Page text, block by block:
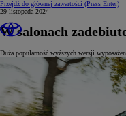
Przejdź do głównej zawartości (Press Enter)
29 listopada 2024
W salonach
Duża popularność wyższych wersji